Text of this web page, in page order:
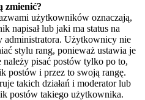
zmienić?
użytkowników oznaczają,
napisał lub jaki ma status na
administratora. Użytkownicy nie
stylu rang, ponieważ ustawia je
pisać postów tylko po to,
postów i przez to swoją rangę.
takich działań i moderator lub
postów takiego użytkownika.